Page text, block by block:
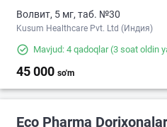
Волвит, 5 мг, таб. №30
Kusum Healthcare Pvt. Ltd (Индия)
Mavjud: 4 qadoqlar(3 soat oldin
45 000 so'm
Eco Pharma